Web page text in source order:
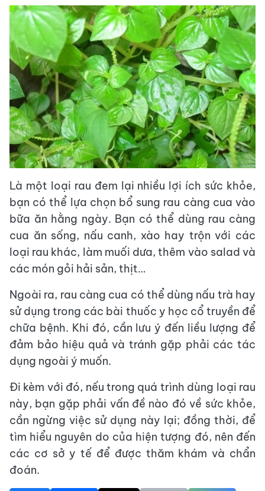
Là một loại rau đem lại nhiều lợi ích sức khỏe,
bạn có thể lựa chọn bổ sung rau càng cua vào
bữa ăn hằng ngày. Bạn có thể dùng rau càng
cua ăn sống, nấu canh, xào hay trộn với các
loại rau khác, làm muối dưa, thêm vào salad và
các món gỏi hải sản, thịt…
Ngoài ra, rau càng cua có thể dùng nấu trà hay
sử dụng trong các bài thuốc y học cổ truyền để
chữa bệnh. Khi đó, cần lưu ý đến liều lượng để
đảm bảo hiệu quả và tránh gặp phải các tác
dụng ngoài ý muốn.
Đi kèm với đó, nếu trong quá trình dùng loại rau
này, bạn gặp phải vấn đề nào đó về sức khỏe,
cần ngừng việc sử dụng này lại; đồng thời, để
tìm hiểu nguyên do của hiện tượng đó, nên đến
các cơ sở y tế để được thăm khám và chẩn
đoán.